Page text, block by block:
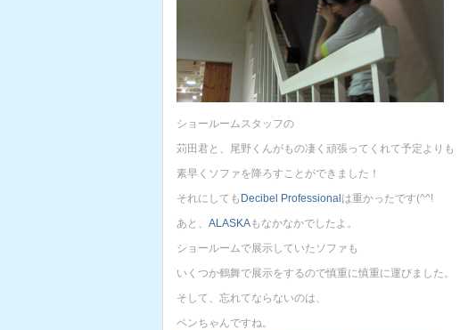
ショールームスタッフの
苅田君と、尾野くんがもの凄く頑張ってくれて予定よりも
素早くソファを降ろすことができました！
それにしても Decibel Professional は重かったです(^^!
あと、 ALASKAもなかなかでしたよ。
ショールームで展示していたソファも
いくつか鶴舞で展示をするので慎重に慎重に運びました。
そして、忘れてならないのは、
ペンちゃんですね。